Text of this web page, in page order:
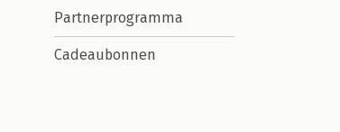
Partnerprogramma
Cadeaubonnen